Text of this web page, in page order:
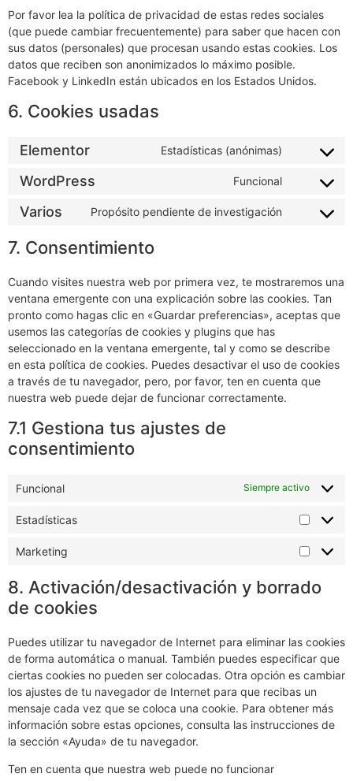
Por favor lea la política de privacidad de estas redes sociales
(que puede cambiar frecuentemente) para saber que hacen con
sus datos (personales) que procesan usando estas cookies. Los
datos que reciben son anonimizados lo máximo posible.
Facebook y LinkedIn están ubicados en los Estados Unidos.
6. Cookies usadas
Elementor Estadísticas (anónimas)
WordPress Funcional
Varios Propósito pendiente de investigación
7. Consentimiento
Cuando visites nuestra web por primera vez, te mostraremos una
ventana emergente con una explicación sobre las cookies. Tan
pronto como hagas clic en «Guardar preferencias», aceptas que
usemos las categorías de cookies y plugins que has
seleccionado en la ventana emergente, tal y como se describe
en esta política de cookies. Puedes desactivar el uso de cookies
a través de tu navegador, pero, por favor, ten en cuenta que
nuestra web puede dejar de funcionar correctamente.
7.1 Gestiona tus ajustes de
consentimiento
Funcional Siempre activo
Estadísticas
Marketing
8. Activación/desactivación y borrado
de cookies
Puedes utilizar tu navegador de Internet para eliminar las cookies
de forma automática o manual. También puedes especificar que
ciertas cookies no pueden ser colocadas. Otra opción es cambiar
los ajustes de tu navegador de Internet para que recibas un
mensaje cada vez que se coloca una cookie. Para obtener más
información sobre estas opciones, consulta las instrucciones de
la sección «Ayuda» de tu navegador.
Ten en cuenta que nuestra web puede no funcionar